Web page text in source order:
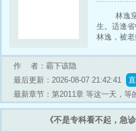
林逸
生。适逢
林逸，被
“会不会外
会亿点。”
点，那就
作 者：霸下该隐
最后更新：2026-08-07 21:42:41
最新章节：第2011章 等这一天，等
《不是专科看不起，急